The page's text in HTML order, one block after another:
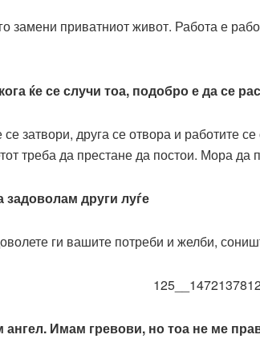
замени приватниот живот. Работа е
ќе се случи тоа, подобро е да се
затвори, друга се отвора и работите
треба да престане да постои. Мора да
задоволам други луѓе
ги вашите потреби и желби,
Имам гревови, но тоа не ме